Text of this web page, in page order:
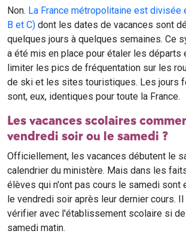
Non. La France métropolitaine est divisée
B et C) dont les dates de vacances sont
quelques jours à quelques semaines. Ce
a été mis en place pour étaler les départs
limiter les pics de fréquentation sur les
de ski et les sites touristiques. Les jours
sont, eux, identiques pour toute la France.
Les vacances scolaires
vendredi soir ou le samedi ?
Officiellement, les vacances débutent le
calendrier du ministère. Mais dans les
élèves qui n'ont pas cours le samedi sont
le vendredi soir après leur dernier cours.
vérifier avec l'établissement scolaire si
samedi matin.